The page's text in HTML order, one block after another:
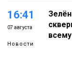
16:41
07 августа
Новости